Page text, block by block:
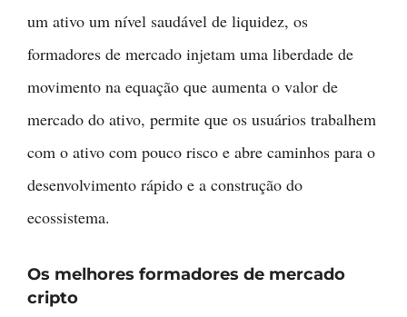
um ativo um nível saudável de liquidez, os
formadores de mercado injetam uma liberdade de
movimento na equação que aumenta o valor de
mercado do ativo, permite que os usuários trabalhem
com o ativo com pouco risco e abre caminhos para o
desenvolvimento rápido e a construção do
ecossistema.
Os melhores formadores de mercado
cripto